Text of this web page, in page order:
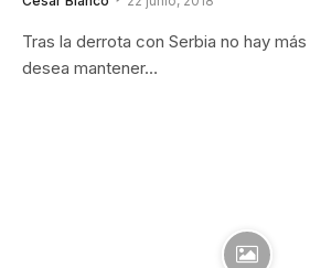
Tras la derrota con Serbia no hay
desea mantener…